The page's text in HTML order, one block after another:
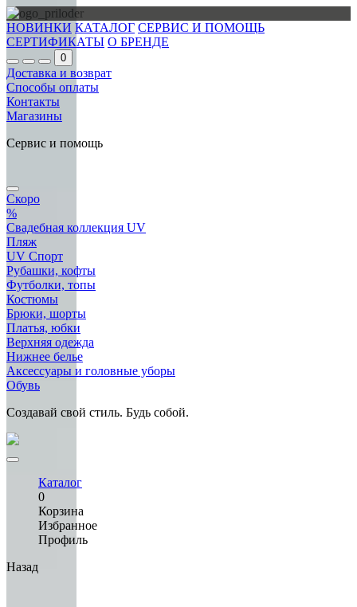
НОВИНКИ КАТАЛОГ СЕРВИС И ПОМОЩЬ
СЕРТИФИКАТЫ О БРЕНДЕ
0
Доставка и возврат
Способы оплаты
Контакты
Магазины
Сервис и помощь
Скоро
%
Свадебная коллекция UV
Пляж
UV Спорт
Рубашки, кофты
Футболки, топы
Костюмы
Брюки, шорты
Платья, юбки
Верхняя одежда
Нижнее белье
Аксессуары и головные уборы
Обувь
Создавай свой стиль. Будь собой.
Каталог
0
Корзина
Избранное
Профиль
Назад